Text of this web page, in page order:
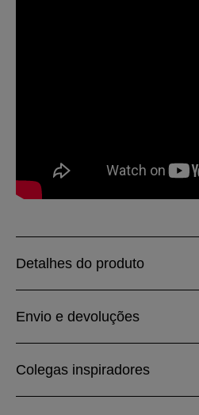
Detalhes do produto
Envio e devoluções
Colegas inspiradores